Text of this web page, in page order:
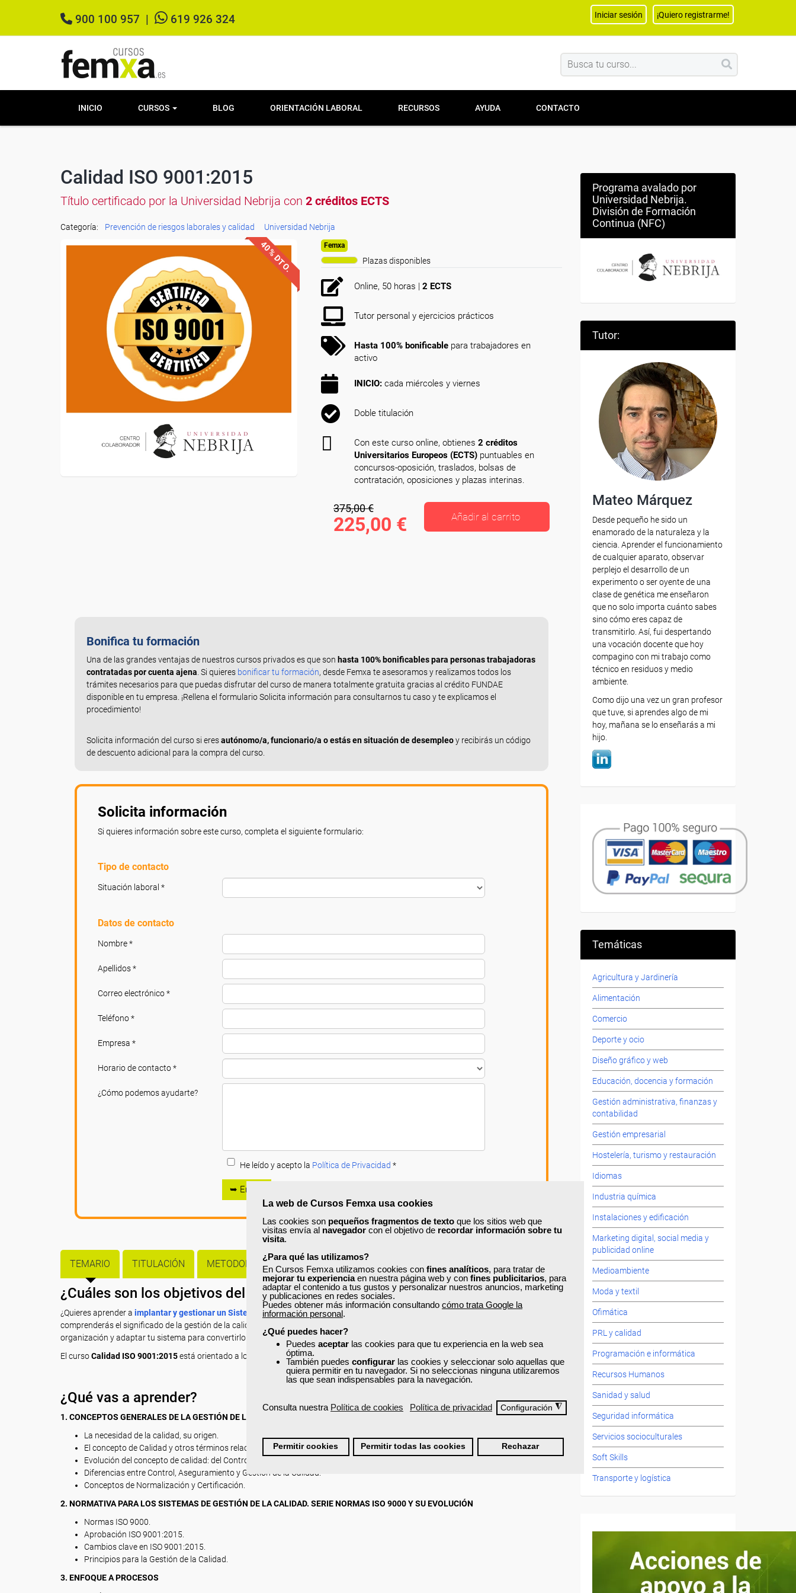
La web de Cursos Femxa usa cookies
Las cookies son pequeños fragmentos de texto que los sitios web que
visitas envía al navegador con el objetivo de recordar información sobre tu
visita.
¿Para qué las utilizamos?
En Cursos Femxa utilizamos cookies con fines analíticos, para tratar de
mejorar tu experienciaen nuestra página web y con fines publicitarios, para
adaptar el contenido a tus gustos y personalizar nuestros anuncios, marketing
y publicaciones en redes sociales.
Puedes obtener más información consultando cómo trata Google la
información personal.
¿Qué puedes hacer?
Puedes aceptar las cookies para que tu experiencia en la web sea
óptima.
También puedes configurar las cookies y seleccionar solo aquellas que
quiera permitir en tu navegador. Si no seleccionas ninguna utilizaremos
las que sean indispensables para la navegación.
Consulta nuestra Política de cookies Política de privacidad Configuración ◮
Permitir cookies Permitir todas las cookies Rechazar
900 100 957 619 926 324 Iniciar sesión ¡Quiero registrarme!
INICIO CURSOS BLOG ORIENTACIÓN LABORAL RECURSOS AYUDA CONTACTO
Calidad ISO 9001:2015
Título certificado por la Universidad Nebrija con 2 créditos ECTS
Categoría: Prevención de riesgos laborales y calidad Universidad Nebrija
40% DTO. Femxa
Plazas disponibles
Online, 50 horas | 2 ECTS
Tutor personal y ejercicios prácticos
Hasta 100% bonificable para trabajadores en
activo
INICIO: cada miércoles y viernes
Doble titulación
Con este curso online, obtienes 2 créditos
Universitarios Europeos (ECTS) puntuables en
concursos-oposición, traslados, bolsas de
contratación, oposiciones y plazas interinas.
375,00 €
225,00 € Añadir al carrito
Bonifica tu formación
Una de las grandes ventajas de nuestros cursos privados es que son hasta 100% bonificables para personas trabajadoras
contratadas por cuenta ajena . Si quieres bonificar tu formación, desde Femxa te asesoramos y realizamos todos los
trámites necesarios para que puedas disfrutar del curso de manera totalmente gratuita gracias al crédito FUNDAE
disponible en tu empresa. ¡Rellena el formulario Solicita información para consultarnos tu caso y te explicamos el
procedimiento!
Solicita información del curso si eresautónomo/a, funcionario/a o estás en situación de desempleoy recibirás un código
de descuento adicional para la compra del curso.
Solicita información
Si quieres información sobre este curso, completa el siguiente formulario:
Tipo de contacto
Situación laboral *
Datos de contacto
Nombre *
Apellidos *
Correo electrónico *
Teléfono *
Empresa *
Horario de contacto *
¿Cómo podemos ayudarte?
He leído y acepto la Política de Privacidad *
➥ Enviar
TEMARIO TITULACIÓN METODOLOGÍA PRECIOS OPINIONES
¿Cuáles son los objetivos del curso?
¿Quieres aprender a implantar y gestionar un Sistema de Gestión de la Calidad calidad ISO 9001:2015
comprenderás el significado de la gestión de la calidad de acuerdo con los requisitos de la Norma ISO 9001, serás capaz de aplicarlo en tu
organización y adaptar tu sistema para convertirlo en una excelente herramienta de gestión y de mejora continua de la calidad.
El cursoCalidad ISO 9001:2015está orientado a los procesos de prevención de riesgo, satisfacción del cliente y la mejora continua.
¿Qué vas a aprender?
1. CONCEPTOS GENERALES DE LA GESTIÓN DE LA CALIDAD.
La necesidad de la calidad, su origen.
El concepto de Calidad y otros términos relacionados.
Evolución del concepto de calidad: del Control de la Calidad a la Gestión Total.
Diferencias entre Control, Aseguramiento y Gestión de la Calidad.
Conceptos de Normalización y Certificación.
2. NORMATIVA PARA LOS SISTEMAS DE GESTIÓN DE LA CALIDAD. SERIE NORMAS ISO 9000 Y SU EVOLUCIÓN
Normas ISO 9000.
Aprobación ISO 9001:2015.
Cambios clave en ISO 9001:2015.
Principios para la Gestión de la Calidad.
3. ENFOQUE A PROCESOS
Programa avalado por
Universidad Nebrija.
División de Formación
Continua (NFC)
Tutor:
Mateo Márquez
Desde pequeño he sido un
enamorado de la naturaleza y la
ciencia. Aprender el funcionamiento
de cualquier aparato, observar
perplejo el desarrollo de un
experimento o ser oyente de una
clase de genética me enseñaron
que no solo importa cuánto sabes
sino cómo eres capaz de
transmitirlo. Así, fui despertando
una vocación docente que hoy
compagino con mi trabajo como
técnico en residuos y medio
ambiente.
Como dijo una vez un gran profesor
que tuve, si aprendes algo de mi
hoy, mañana se lo enseñarás a mi
hijo.
Temáticas
Agricultura y Jardinería
Alimentación
Comercio
Deporte y ocio
Diseño gráfico y web
Educación, docencia y formación
Gestión administrativa, finanzas y
contabilidad
Gestión empresarial
Hostelería, turismo y restauración
Idiomas
Industria química
Instalaciones y edificación
Marketing digital, social media y
publicidad online
Medioambiente
Moda y textil
Ofimática
PRL y calidad
Programación e informática
Recursos Humanos
Sanidad y salud
Seguridad informática
Servicios socioculturales
Soft Skills
Transporte y logística